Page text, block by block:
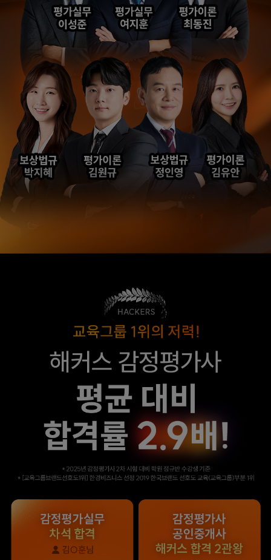
해커스의 선생님들의
강의력이 너무 좋았어요.
덕분에 노베이스로
합격할 수 있었습니다.
합격생 양*성님
해커스의 선생님들이
직접 답안을 봐주시고
피드백 해주셔서 합격할
수 있었습니다.
합격생 이*원님
다른 학원 강의를 모두
들어봤지만, 해커스
이성준 평가사님은
센세이셔널 하고,
문제가 좋아서 선택하게
비전공자로 시작해서
막막했는데 해커스
이성준 평가사님이
시키는대로
해커스 이성준 평가사님
병행하면서 고득점 할 수
있었습니다.
해커스 김유안
평가사님의
답안작성볍으로 이론
고득적을 받고 합격할 수
있었습니다.
본 합격생은 김유안 선생님 강의
수강 합격생입니다.
해커스 최동진
답안작성법으로 어려운
있었습니다.
합격생 이*영님
본 합격생은 최동진 선생님 강의
수강 합격생입니다.
해커스 최동진 평가사님
덕분에 시험장에서
사례형 문제에 잘 대처할
합격생 김*영님
본 합격생은 최동진 선생님 강의
수강 합격생입니다.